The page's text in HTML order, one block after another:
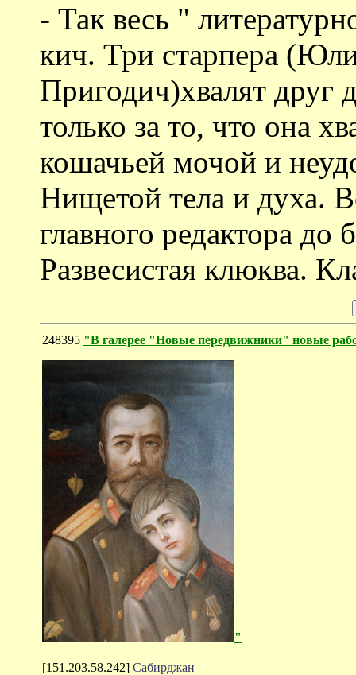
- Так весь "
кич. Три старпера
Пригодич)хвалят друг
только за то, что она
кошачьей мочой и
Нищетой тела и духа.
главного редактора до
Развесистая клюква.
248395 "В галерее "Новые передвижники" новые
"
[151.203.58.242] Сабирджан